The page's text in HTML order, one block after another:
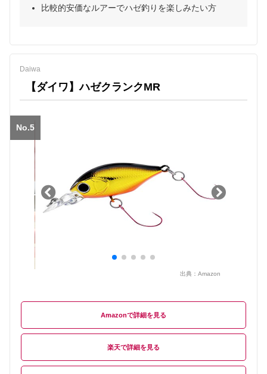
比較的安価なルアーでハゼ釣りを楽しみたい方
Daiwa
【ダイワ】ハゼクランクMR
No.5
出典： Amazon
Amazon
楽天